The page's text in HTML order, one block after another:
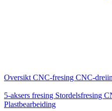
Oversikt CNC-fresing CNC-
5-aksers fresing Stordelsfresing
Plastbearbeiding